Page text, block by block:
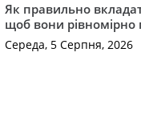
Як правильно
щоб вони рівномірно
Середа, 5 Серпня, 2026